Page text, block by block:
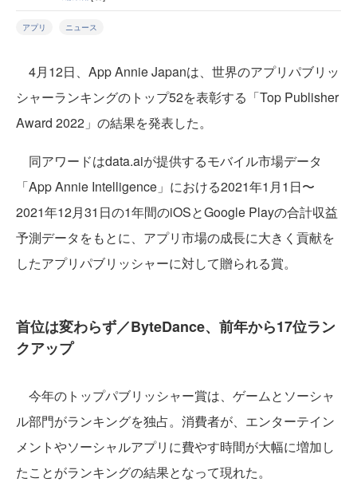
アプリ ニュース
4月12日、App Annie Japanは、世界のアプリパブリッ
シャーランキングのトップ52を表彰する「Top Publisher
Award 2022」の結果を発表した。
同アワードはdata.aiが提供するモバイル市場データ
「App Annie Intelligence」における2021年1月1日〜
2021年12月31日の1年間のiOSとGoogle Playの合計収益
予測データをもとに、アプリ市場の成長に大きく貢献を
したアプリパブリッシャーに対して贈られる賞。
首位は変わらず／ByteDance、前年から17位ラン
クアップ
今年のトップパブリッシャー賞は、ゲームとソーシャ
ル部門がランキングを独占。消費者が、エンターテイン
メントやソーシャルアプリに費やす時間が大幅に増加し
たことがランキングの結果となって現れた。